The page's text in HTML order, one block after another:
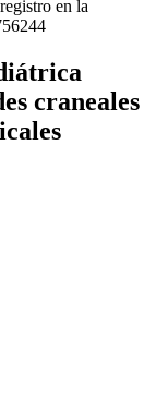
en la
craneales